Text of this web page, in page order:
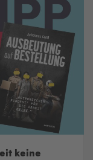
keine